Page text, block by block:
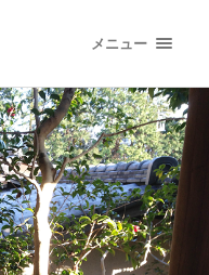
メニュー